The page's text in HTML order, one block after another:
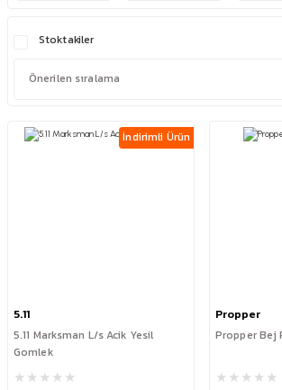
Stoktakiler
İndirimli Ürün
5.11
5.11 Marksman L/s Acik Yesil
Gomlek
Propper
Propper Bej